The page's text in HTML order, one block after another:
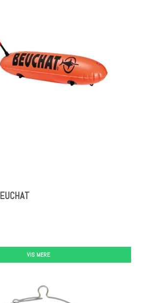
VIS MERE